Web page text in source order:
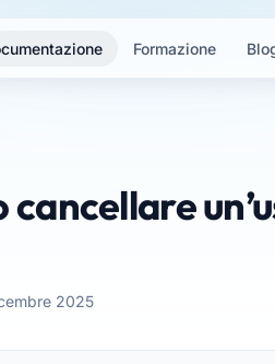
Formazione
2025